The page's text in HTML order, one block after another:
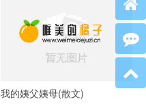
我的姨父姨母(散文)